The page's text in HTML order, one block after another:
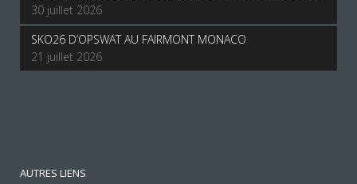
30 juillet 2026
SKO26 D’OPSWAT AU FAIRMONT MONACO
21 juillet 2026
AUTRES LIENS